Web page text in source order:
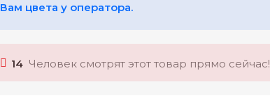
Вам цвета у оператора.
14 Человек смотрят этот товар прямо сейчас!